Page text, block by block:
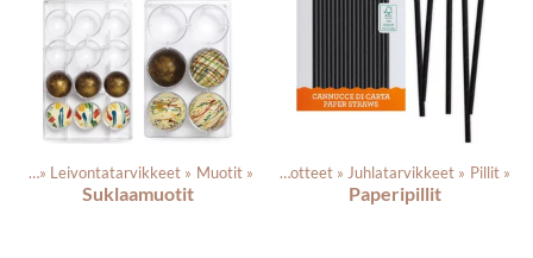
‪» Leivontatarvikkeet ‪» Muotit ‪»
Suklaamuotit
Tuotteet ‪» Juhlatarvikkeet ‪» Pillit ‪»
Paperipillit